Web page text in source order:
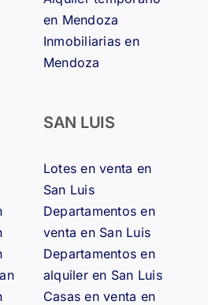
en Mendoza
Inmobiliarias en
Mendoza
SAN LUIS
Lotes en venta en
San Luis
Departamentos en
venta en San Luis
Departamentos en
alquiler en San Luis
Casas en venta en